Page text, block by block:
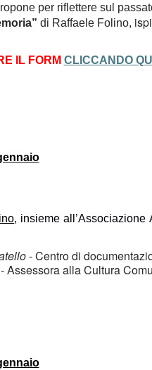
di Raffaele Folino,
IL FORM CLICCANDO QUI
, insieme all’Associazione
- Centro di
- Assessora alla Cultura